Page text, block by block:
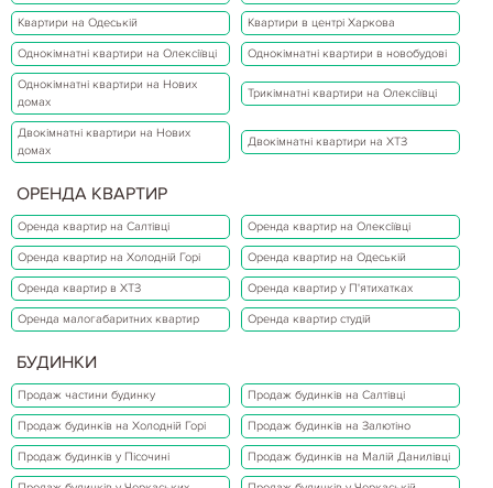
Квартири на Одеській Квартири в центрі Харкова
Однокімнатні квартири на Олексіївці Однокімнатні квартири в новобудові
Однокімнатні квартири на Нових
домах
Трикімнатні квартири на Олексіївці
Двокімнатні квартири на Нових
домах
Двокімнатні квартири на ХТЗ
ОРЕНДА КВАРТИР
Оренда квартир на Салтівці Оренда квартир на Олексіївці
Оренда квартир на Холодній Горі Оренда квартир на Одеській
Оренда квартир в ХТЗ Оренда квартир у П'ятихатках
Оренда малогабаритних квартир Оренда квартир студій
БУДИНКИ
Продаж частини будинку Продаж будинків на Салтівці
Продаж будинків на Холодній Горі Продаж будинків на Залютіно
Продаж будинків у Пісочині Продаж будинків на Малій Данилівці